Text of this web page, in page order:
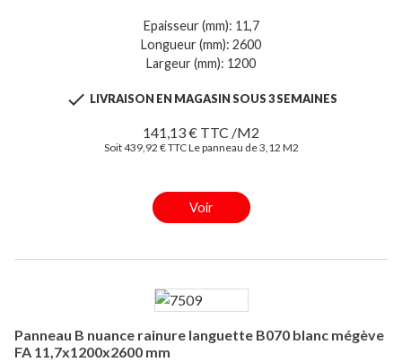
Epaisseur (mm): 11,7
Longueur (mm): 2600
Largeur (mm): 1200
 LIVRAISON EN MAGASIN SOUS 3 SEMAINES
141,13 € TTC /M2
Soit 439,92 € TTC Le panneau de 3,12 M2
Voir
Panneau B nuance rainure languette B070 blanc mégève
FA 11,7x1200x2600 mm